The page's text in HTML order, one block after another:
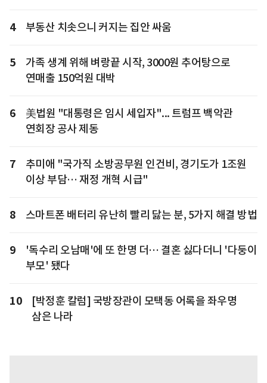
4 부동산 치솟으니 커지는 집안 싸움
5
가족 생계 위해 벼랑끝 시작, 3000원 추어탕으로
연매출 150억원 대박
6
美법원 "대통령은 임시 세입자"... 트럼프 백악관
연회장 공사 제동
7
추미애 "국가직 소방공무원 인건비, 경기도가 1조원
이상 부담… 재정 개혁 시급"
8 스마트폰 배터리 유난히 빨리 닳는 분, 5가지 해결 방법
9
'독수리 오남매'에 또 한명 더… 결혼 싫다더니 '다둥이
부모' 됐다
10
[박정훈 칼럼] 국방장관이 모택동 어록을 좌우명
삼은 나라